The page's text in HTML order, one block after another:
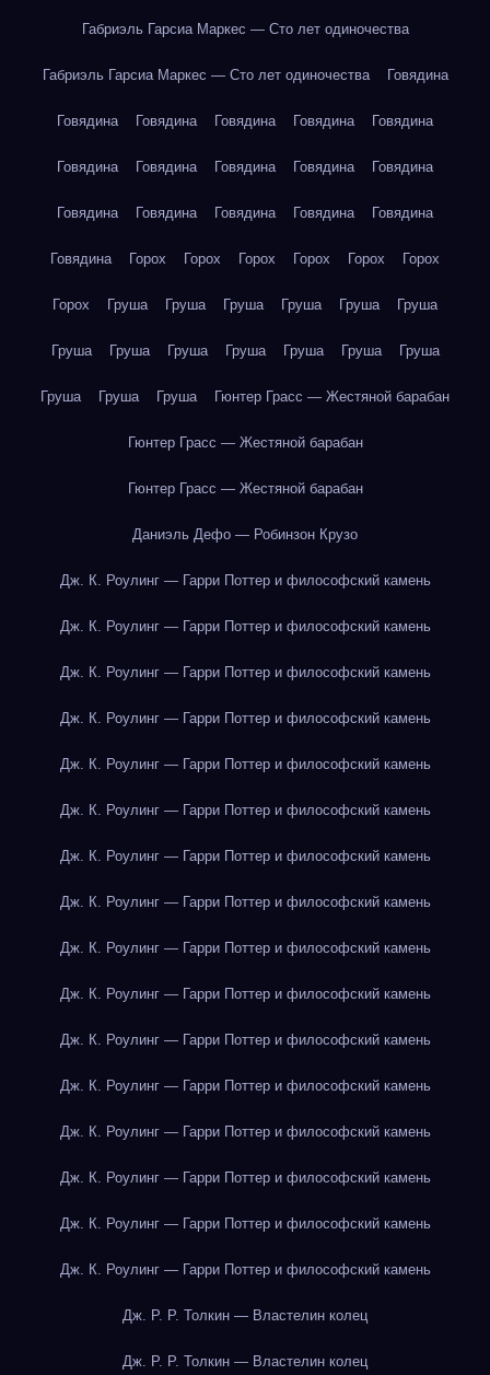
Габриэль Гарсиа Маркес — Сто лет одиночества
Габриэль Гарсиа Маркес — Сто лет одиночества Говядина
Говядина Говядина Говядина Говядина Говядина
Говядина Говядина Говядина Говядина Говядина
Говядина Говядина Говядина Говядина Говядина
Говядина Горох Горох Горох Горох Горох Горох
Горох Груша Груша Груша Груша Груша Груша
Груша Груша Груша Груша Груша Груша Груша
Груша Груша Груша Гюнтер Грасс — Жестяной барабан
Гюнтер Грасс — Жестяной барабан
Гюнтер Грасс — Жестяной барабан
Даниэль Дефо — Робинзон Крузо
Дж. К. Роулинг — Гарри Поттер и философский камень
Дж. К. Роулинг — Гарри Поттер и философский камень
Дж. К. Роулинг — Гарри Поттер и философский камень
Дж. К. Роулинг — Гарри Поттер и философский камень
Дж. К. Роулинг — Гарри Поттер и философский камень
Дж. К. Роулинг — Гарри Поттер и философский камень
Дж. К. Роулинг — Гарри Поттер и философский камень
Дж. К. Роулинг — Гарри Поттер и философский камень
Дж. К. Роулинг — Гарри Поттер и философский камень
Дж. К. Роулинг — Гарри Поттер и философский камень
Дж. К. Роулинг — Гарри Поттер и философский камень
Дж. К. Роулинг — Гарри Поттер и философский камень
Дж. К. Роулинг — Гарри Поттер и философский камень
Дж. К. Роулинг — Гарри Поттер и философский камень
Дж. К. Роулинг — Гарри Поттер и философский камень
Дж. К. Роулинг — Гарри Поттер и философский камень
Дж. Р. Р. Толкин — Властелин колец
Дж. Р. Р. Толкин — Властелин колец